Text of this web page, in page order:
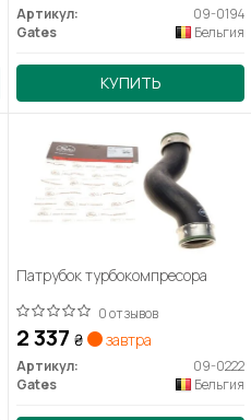
Артикул:
09-0194
Gates
Бельгия
КУПИТЬ
Патрубок турбокомпресора
0 отзывов
2 337 ₴ завтра
Артикул:
09-0222
Gates
Бельгия